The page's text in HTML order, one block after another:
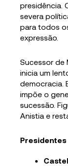
presidência.
severa
para todos
expressão.
Sucessor de
inicia um
democracia.
impõe o
sucessão.
Anistia e